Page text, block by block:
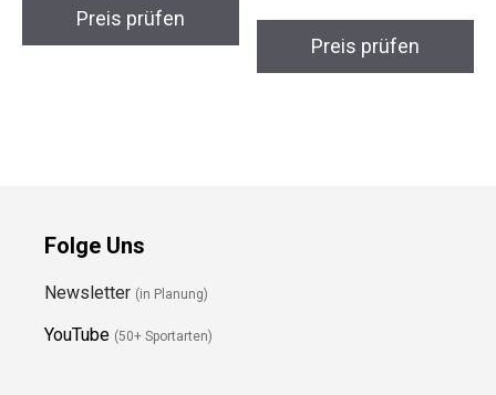
Garmin eTrex 32x
Outdoor-GPS
Trekker Pro –
Trekkingstöcke
Folge Uns